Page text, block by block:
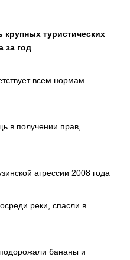
туристических
за год
всем нормам —
в получении прав,
агрессии 2008 года
реки, спасли в
бананы и